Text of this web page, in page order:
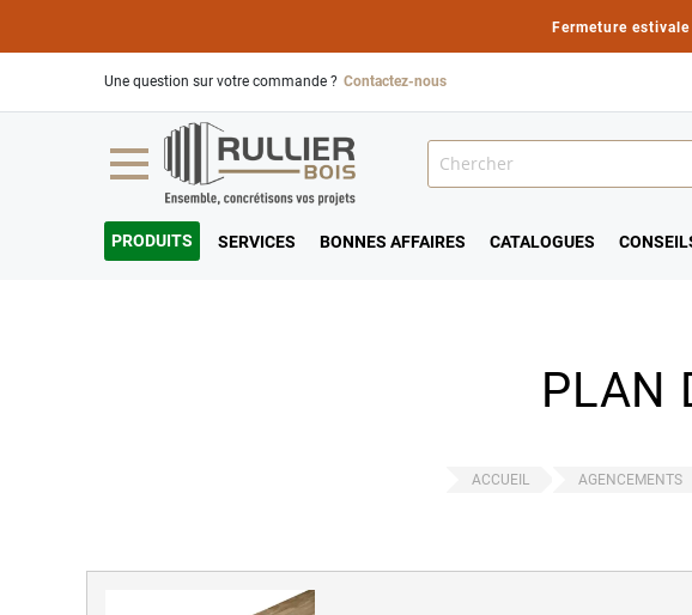
Fermeture
Une question sur votre commande ? Contactez-nous
PRODUITS SERVICES BONNES AFFAIRES CATALOGUES
PLAN
ACCUEIL AGENCEMENTS